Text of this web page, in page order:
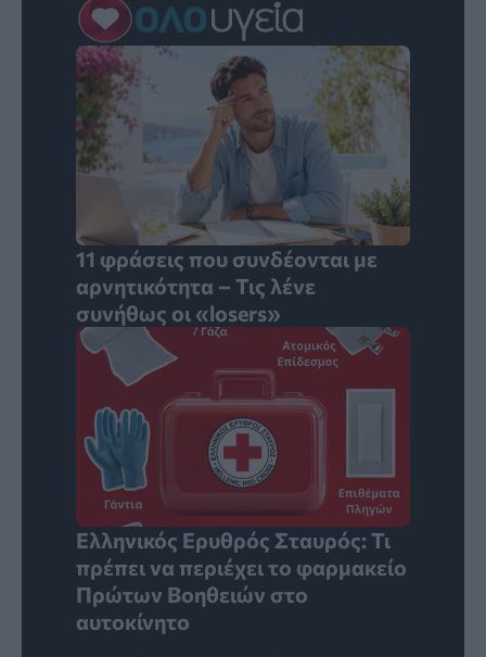
11 φράσεις που συνδέονται με
αρνητικότητα – Τις λένε
συνήθως οι «losers»
Ελληνικός Ερυθρός Σταυρός: Τι
πρέπει να περιέχει το φαρμακείο
Πρώτων Βοηθειών στο
αυτοκίνητο